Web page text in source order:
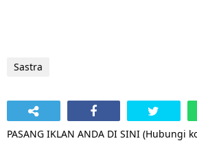
Sastra
PASANG IKLAN ANDA DI SINI (Hubungi